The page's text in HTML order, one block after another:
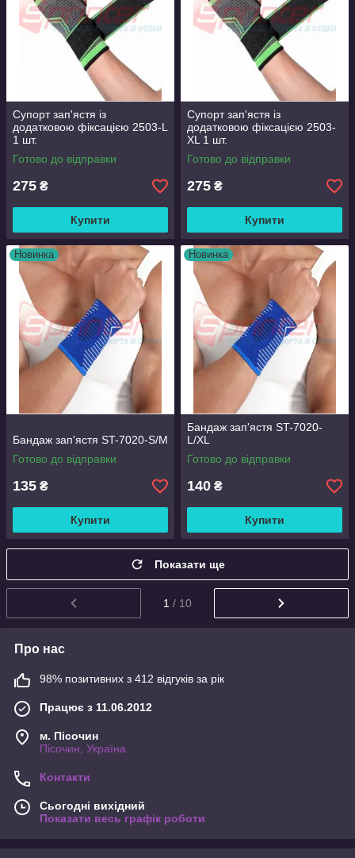
Супорт зап'ястя із
додатковою фіксацією 2503-L
1 шт.
Готово до відправки
275 ₴
Купити
Супорт зап'ястя із
додатковою фіксацією 2503-
XL 1 шт.
Готово до відправки
275 ₴
Купити
Новинка
Бандаж зап'ястя ST-7020-S/M
Готово до відправки
135 ₴
Купити
Новинка
Бандаж зап'ястя ST-7020-
L/XL
Готово до відправки
140 ₴
Купити
Показати ще
1 / 10
Про нас
98% позитивних з 412 відгуків за рік
Працює з 11.06.2012
м. Пісочин
Пісочин, Україна
Контакти
Сьогодні вихідний
Показати весь графік роботи